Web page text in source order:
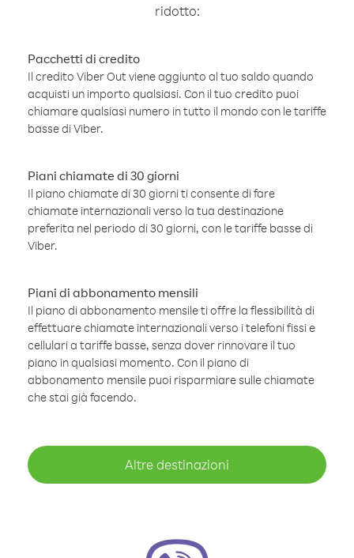
ridotto:
Pacchetti di credito
Il credito Viber Out viene aggiunto al tuo saldo quando
acquisti un importo qualsiasi. Con il tuo credito puoi
chiamare qualsiasi numero in tutto il mondo con le tariffe
basse di Viber.
Piani chiamate di 30 giorni
Il piano chiamate di 30 giorni ti consente di fare
chiamate internazionali verso la tua destinazione
preferita nel periodo di 30 giorni, con le tariffe basse di
Viber.
Piani di abbonamento mensili
Il piano di abbonamento mensile ti offre la flessibilità di
effettuare chiamate internazionali verso i telefoni fissi e
cellulari a tariffe basse, senza dover rinnovare il tuo
piano in qualsiasi momento. Con il piano di
abbonamento mensile puoi risparmiare sulle chiamate
che stai già facendo.
Altre destinazioni